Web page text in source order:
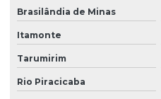
Brasilândia de Minas
Itamonte
Tarumirim
Rio Piracicaba